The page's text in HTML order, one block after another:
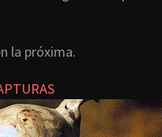
la próxima.